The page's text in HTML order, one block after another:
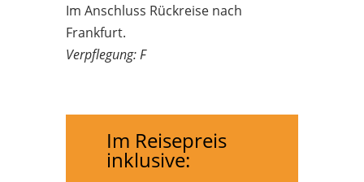
Im Anschluss Rückreise nach
Frankfurt.
Verpflegung: F
Im Reisepreis
inklusive: